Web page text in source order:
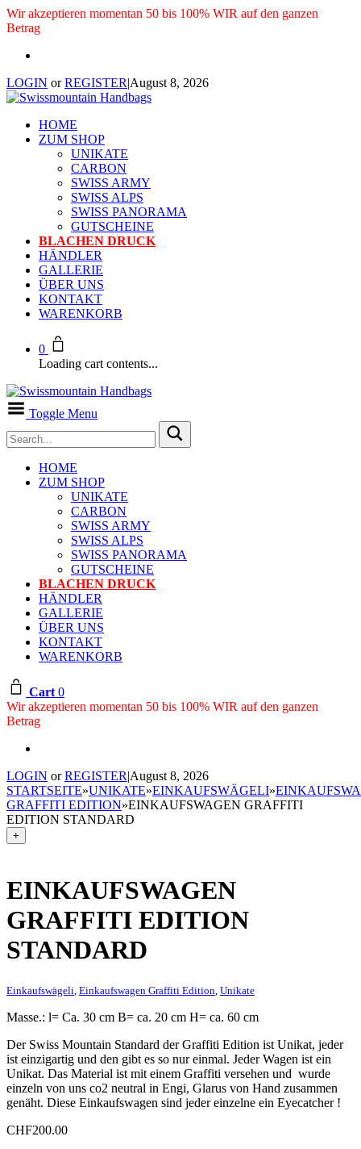
Wir akzeptieren momentan 50 bis 100% WIR auf den ganzen
Betrag
LOGIN orREGISTER|August 8, 2026
HOME
ZUM SHOP
UNIKATE
CARBON
SWISS ARMY
SWISS ALPS
SWISS PANORAMA
GUTSCHEINE
BLACHEN DRUCK
HÄNDLER
GALLERIE
ÜBER UNS
KONTAKT
WARENKORB
0
Loading cart contents...
Toggle Menu
HOME
ZUM SHOP
UNIKATE
CARBON
SWISS ARMY
SWISS ALPS
SWISS PANORAMA
GUTSCHEINE
BLACHEN DRUCK
HÄNDLER
GALLERIE
ÜBER UNS
KONTAKT
WARENKORB
Cart 0
Wir akzeptieren momentan 50 bis 100% WIR auf den ganzen
Betrag
LOGIN orREGISTER|August 8, 2026
STARTSEITE»UNIKATE»EINKAUFSWÄGELI»
GRAFFITI EDITION»EINKAUFSWAGEN GRAFFITI
EDITION STANDARD
+
EINKAUFSWAGEN
GRAFFITI EDITION
STANDARD
Einkaufswägeli Einkaufswagen Graffiti Edition Unikate
Masse.: l= Ca. 30 cm B= ca. 20 cm H= ca. 60 cm
Der Swiss Mountain Standard der Graffiti Edition ist Unikat, jeder
ist einzigartig und den gibt es so nur einmal. Jeder Wagen ist ein
Unikat. Das Material ist mit einem Graffiti versehen und wurde
einzeln von uns co2 neutral in Engi, Glarus von Hand zusammen
genäht. Diese Einkaufswagen sind jeder einzelne ein Eyecatcher !
CHF200.00